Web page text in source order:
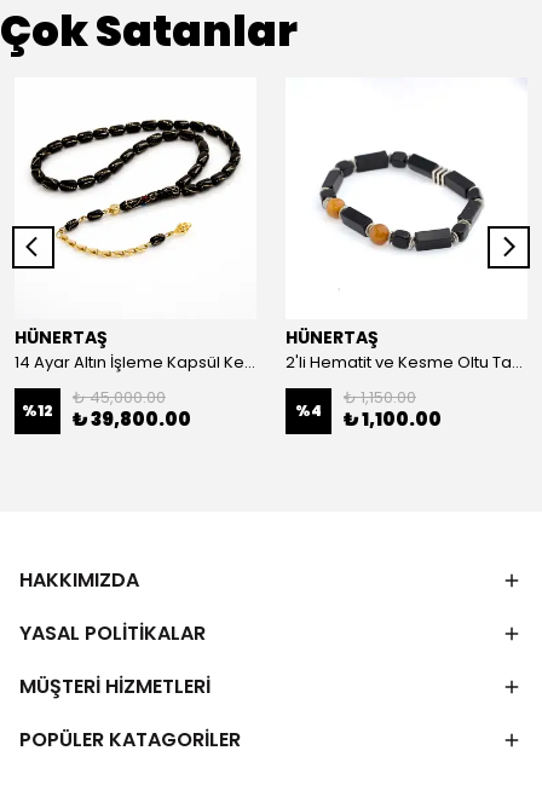
Çok Satanlar
HÜNERTAŞ
14 Ayar Altın İşleme Kapsül Kesim Oltu Taşı Tespih
%12
₺ 45,000.00
₺ 39,800.00
HÜNERTAŞ
2'li Hematit ve Kesme Oltu Taşı Bileklik
%4
₺ 1,150.00
₺ 1,100.00
HAKKIMIZDA
YASAL POLİTİKALAR
MÜŞTERİ HİZMETLERİ
POPÜLER KATAGORİLER